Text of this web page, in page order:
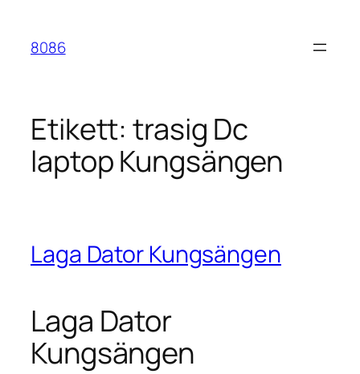
innehåll
8086
Etikett:trasig Dc
laptop Kungsängen
Laga Dator Kungsängen
Laga Dator
Kungsängen